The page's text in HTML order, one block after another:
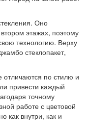
Оно
этажах, поэтому
технологию. Верху
стеклопакет,
отличаются по стилю и
привести каждый
точному
работе с цветовой
как внутри, как и